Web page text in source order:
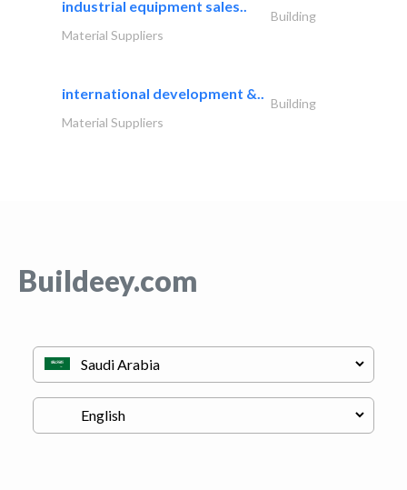
industrial equipment sales..
Building
Material Suppliers
international development &..
Building
Material Suppliers
Buildeey.com